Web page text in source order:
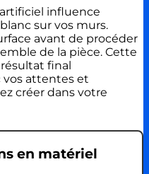
artificiel influence
sur vos murs.
avant de procéder
de la pièce. Cette
final
vos attentes et
créer dans votre
en matériel